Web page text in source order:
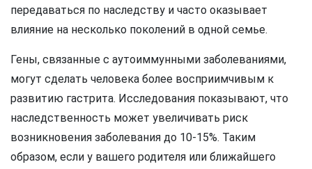
передаваться по наследству и часто оказывает
влияние на несколько поколений в одной семье.
Гены, связанные с аутоиммунными заболеваниями,
могут сделать человека более восприимчивым к
развитию гастрита. Исследования показывают, что
наследственность может увеличивать риск
возникновения заболевания до 10-15%. Таким
образом, если у вашего родителя или ближайшего